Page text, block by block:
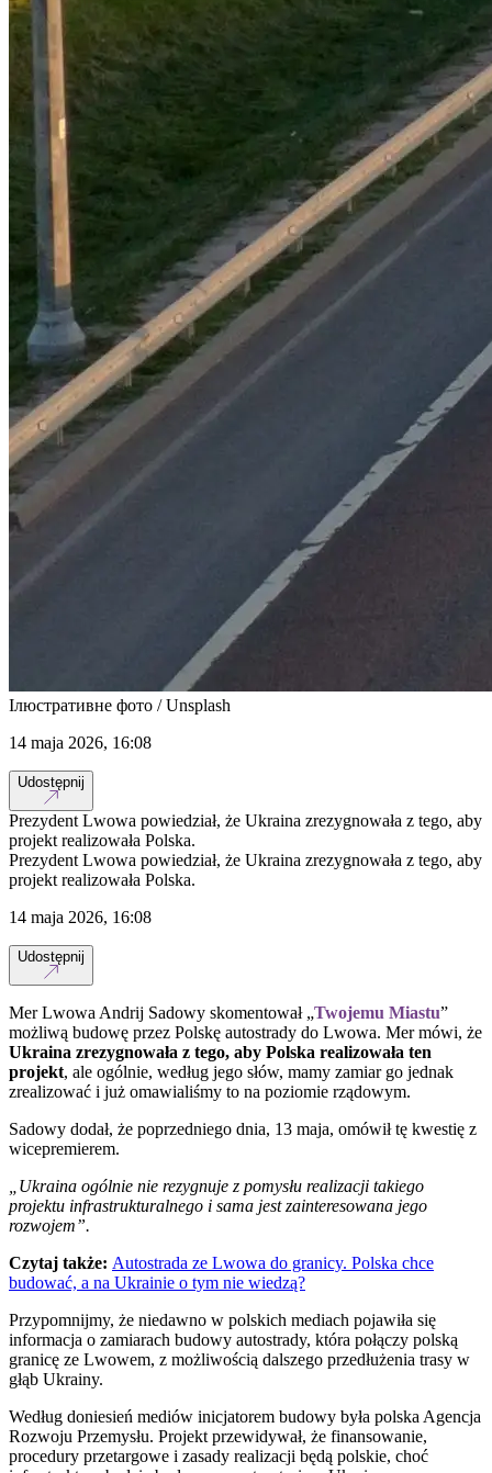
Ілюстративне фото / Unsplash
14 maja 2026, 16:08
Udostępnij
Prezydent Lwowa powiedział, że Ukraina zrezygnowała z tego, aby
projekt realizowała Polska.
Prezydent Lwowa powiedział, że Ukraina zrezygnowała z tego, aby
projekt realizowała Polska.
14 maja 2026, 16:08
Udostępnij
Mer Lwowa Andrij Sadowy skomentował „Twojemu Miastu”
możliwą budowę przez Polskę autostrady do Lwowa. Mer mówi, że
Ukraina zrezygnowała z tego, aby Polska realizowała ten
projekt, ale ogólnie, według jego słów, mamy zamiar go jednak
zrealizować i już omawialiśmy to na poziomie rządowym.
Sadowy dodał, że poprzedniego dnia, 13 maja, omówił tę kwestię z
wicepremierem.
„Ukraina ogólnie nie rezygnuje z pomysłu realizacji takiego
projektu infrastrukturalnego i sama jest zainteresowana jego
rozwojem”.
Czytaj także: Autostrada ze Lwowa do granicy. Polska chce
budować, a na Ukrainie o tym nie wiedzą?
Przypomnijmy, że niedawno w polskich mediach pojawiła się
informacja o zamiarach budowy autostrady, która połączy polską
granicę ze Lwowem, z możliwością dalszego przedłużenia trasy w
głąb Ukrainy.
Według doniesień mediów inicjatorem budowy była polska Agencja
Rozwoju Przemysłu. Projekt przewidywał, że finansowanie,
procedury przetargowe i zasady realizacji będą polskie, choć